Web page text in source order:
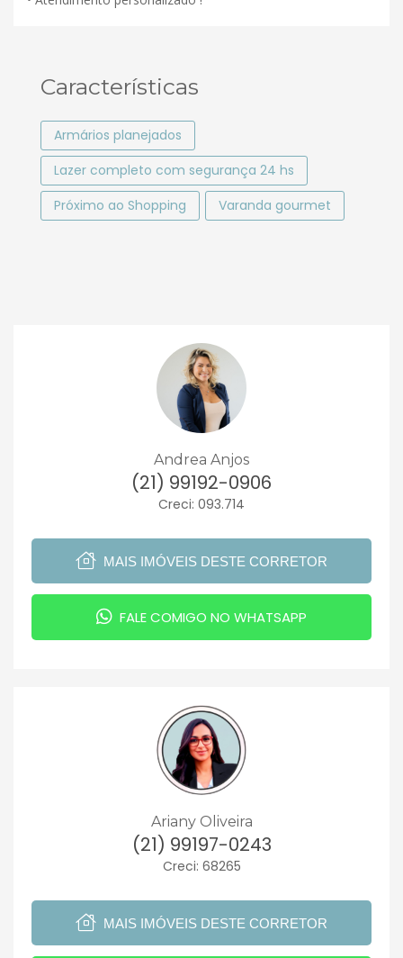
Características
Armários planejados
Lazer completo com segurança 24 hs
Próximo ao Shopping
Varanda gourmet
Andrea Anjos
(21) 99192-0906
Creci: 093.714
MAIS IMÓVEIS DESTE CORRETOR
FALE COMIGO NO WHATSAPP
Ariany Oliveira
(21) 99197-0243
Creci: 68265
MAIS IMÓVEIS DESTE CORRETOR